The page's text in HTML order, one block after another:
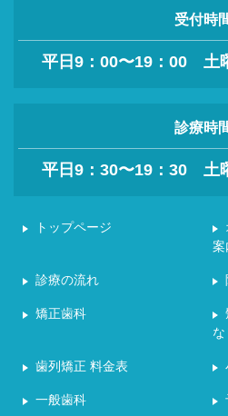
受付時
平日9：00〜19：00 土
診療時
平日9：30〜19：30 土
トップページ
案
診療の流れ
矯正歯科
歯列矯正 料金表
一般歯科